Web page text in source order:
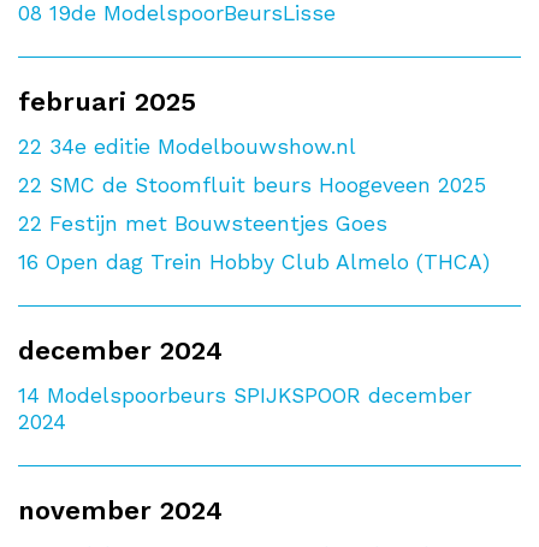
08 19de ModelspoorBeursLisse
februari 2025
22 34e editie Modelbouwshow.nl
22 SMC de Stoomfluit beurs Hoogeveen 2025
22 Festijn met Bouwsteentjes Goes
16 Open dag Trein Hobby Club Almelo (THCA)
december 2024
14 Modelspoorbeurs SPIJKSPOOR december
2024
november 2024